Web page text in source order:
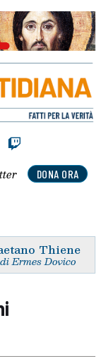
DONA ORA
Thiene
Ermes Dovico